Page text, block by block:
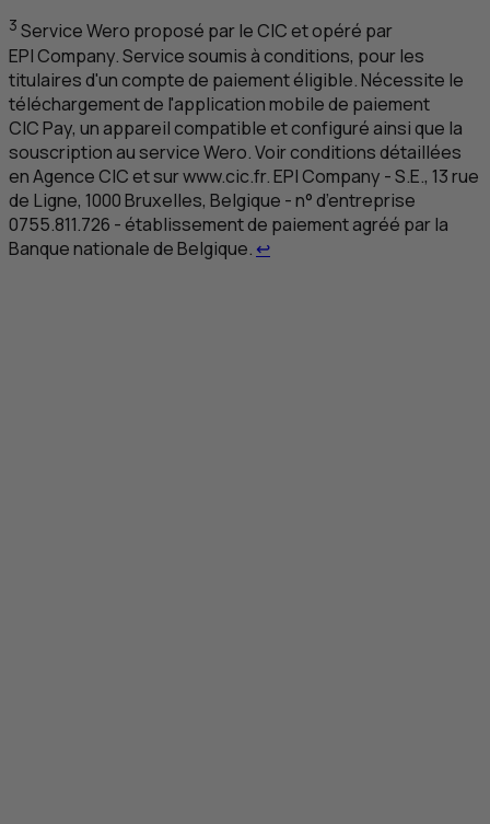
3 Service Wero proposé par leCICet opéré par
EPICompany. Service soumis à conditions, pour les
titulaires d'un compte de paiement éligible. Nécessite le
téléchargement de l'application mobile de paiement
CICPay, un appareil compatible et configuré ainsi que la
souscription au service Wero. Voir conditions détaillées
en AgenceCICet sur www.cic.fr.EPICompany -S.E., 13 rue
de Ligne, 1000 Bruxelles, Belgique - n° d’entreprise
0755.811.726 - établissement de paiement agréé par la
Banque nationale de Belgique. ↩Retour au renvoi 3